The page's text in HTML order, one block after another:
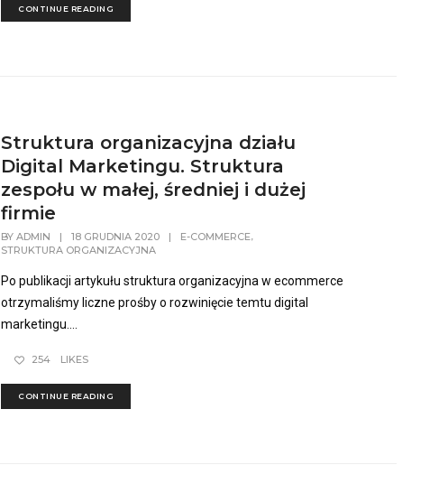
CONTINUE READING
Struktura organizacyjna działu
Digital Marketingu. Struktura
zespołu w małej, średniej i dużej
firmie
BYADMIN | 18 GRUDNIA 2020 | E-COMMERCE
STRUKTURA ORGANIZACYJNA
Po publikacji artykułu struktura organizacyjna w ecommerce
otrzymaliśmy liczne prośby o rozwinięcie temtu digital
marketingu....
254 LIKES
CONTINUE READING